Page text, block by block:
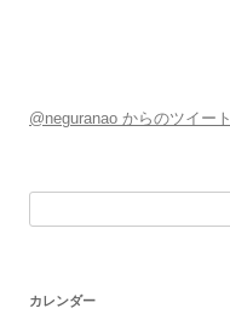
@neguranao からのツイート
カレンダー